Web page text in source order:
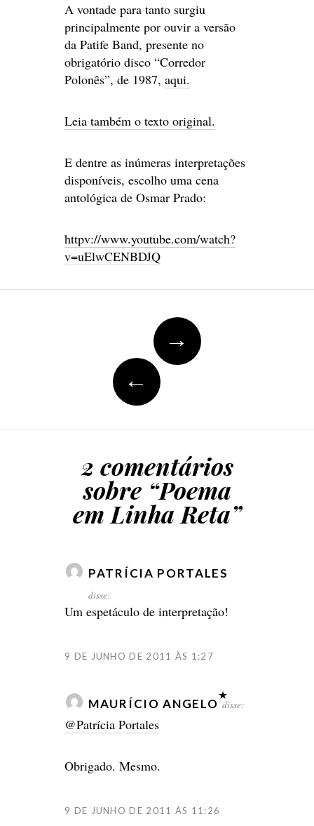
A vontade para tanto surgiu
principalmente por ouvir a versão
da Patife Band, presente no
obrigatório disco “Corredor
Polonês”, de 1987, aqui.
Leia também o texto original.
E dentre as inúmeras interpretações
disponíveis, escolho uma cena
antológica de Osmar Prado:
httpv://www.youtube.com/watch?
v=uElwCENBDJQ
Navegação
Posts
→
←
2 comentários
sobre “Poema
em Linha Reta”
PATRÍCIA PORTALES
disse:
Um espetáculo de interpretação!
9 DE JUNHO DE 2011 ÀS 1:27
MAURÍCIO ANGELO disse:
@Patrícia Portales
Obrigado. Mesmo.
9 DE JUNHO DE 2011 ÀS 11:26